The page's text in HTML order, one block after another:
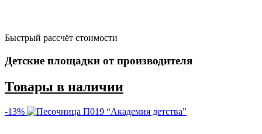
Быстрый рассчёт стоимости
Детские площадки от производителя
Товары в наличии
-13%